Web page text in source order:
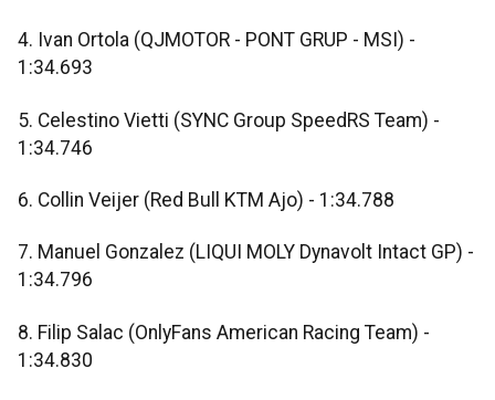
4. Ivan Ortola (QJMOTOR - PONT GRUP - MSI) -
1:34.693
5. Celestino Vietti (SYNC Group SpeedRS Team) -
1:34.746
6. Collin Veijer (Red Bull KTM Ajo) - 1:34.788
7. Manuel Gonzalez (LIQUI MOLY Dynavolt Intact GP) -
1:34.796
8. Filip Salac (OnlyFans American Racing Team) -
1:34.830